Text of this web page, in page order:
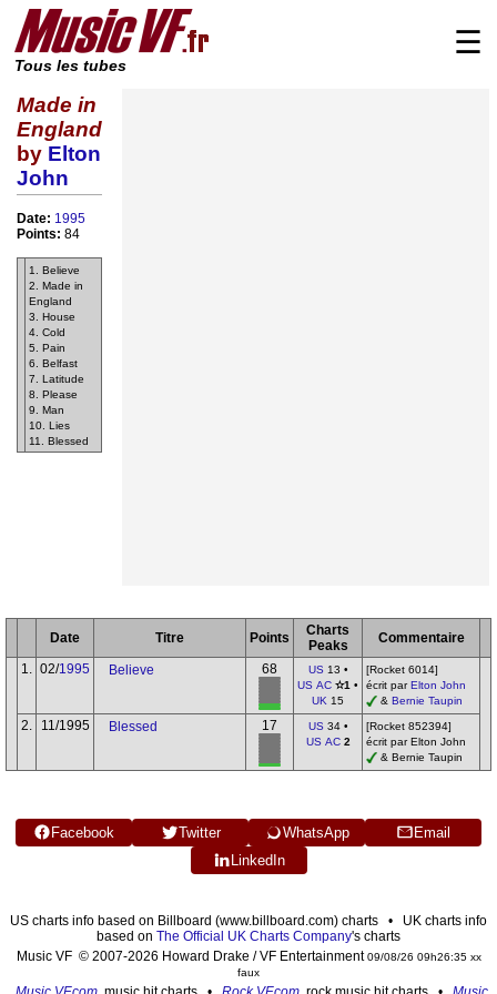
Tous les tubes
☰
Made in
England
by Elton
John
Date: 1995
Points: 84
1. Believe
2. Made in
England
3. House
4. Cold
5. Pain
6. Belfast
7. Latitude
8. Please
9. Man
10. Lies
11. Blessed
Date Titre Points
Charts
Peaks
Commentaire
1.
02/1995 Believe 68 US13 •
US AC ✫1 •
UK 15
[Rocket 6014]
écrit parElton John
& Bernie Taupin
2. 11/1995 Blessed 17 US34 •
US AC 2
[Rocket 852394]
écrit par Elton John
& Bernie Taupin
Facebook Twitter WhatsApp
Email
LinkedIn
US charts info based on Billboard (www.billboard.com) charts • UK charts info
based on The Official UK Charts Company's charts
Music VF © 2007-2026 Howard Drake / VF Entertainment09/08/26 09h26:35 xx
faux